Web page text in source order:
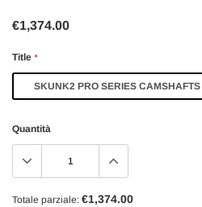
€1,374.00
Title *
SKUNK2 PRO SERIES
Quantità
Totale parziale: €1,374.00